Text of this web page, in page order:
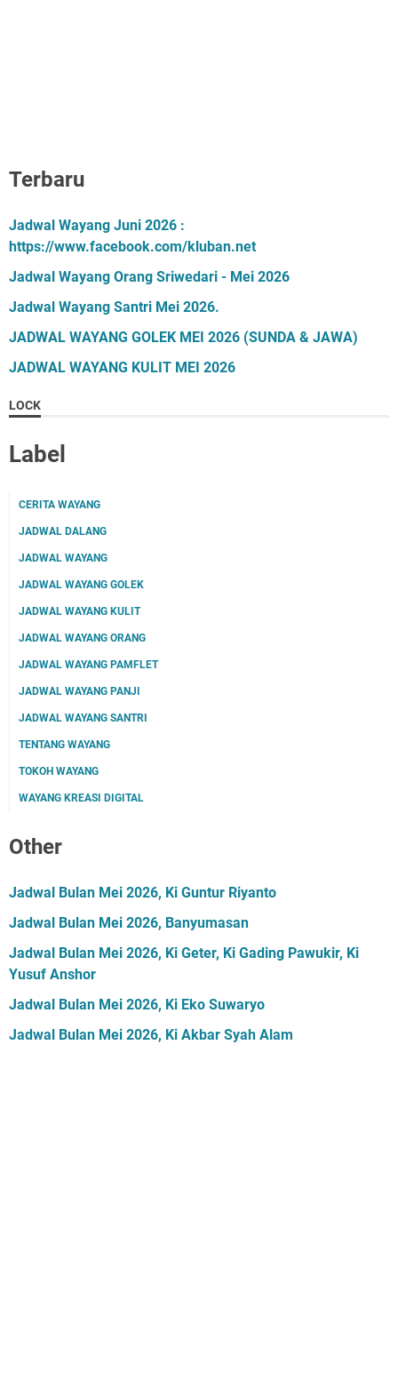
Terbaru
Jadwal Wayang Juni 2026 :
https://www.facebook.com/kluban.net
Jadwal Wayang Orang Sriwedari - Mei 2026
Jadwal Wayang Santri Mei 2026.
JADWAL WAYANG GOLEK MEI 2026 (SUNDA & JAWA)
JADWAL WAYANG KULIT MEI 2026
LOCK
Label
CERITA WAYANG
JADWAL DALANG
JADWAL WAYANG
JADWAL WAYANG GOLEK
JADWAL WAYANG KULIT
JADWAL WAYANG ORANG
JADWAL WAYANG PAMFLET
JADWAL WAYANG PANJI
JADWAL WAYANG SANTRI
TENTANG WAYANG
TOKOH WAYANG
WAYANG KREASI DIGITAL
Other
Jadwal Bulan Mei 2026, Ki Guntur Riyanto
Jadwal Bulan Mei 2026, Banyumasan
Jadwal Bulan Mei 2026, Ki Geter, Ki Gading Pawukir, Ki
Yusuf Anshor
Jadwal Bulan Mei 2026, Ki Eko Suwaryo
Jadwal Bulan Mei 2026, Ki Akbar Syah Alam